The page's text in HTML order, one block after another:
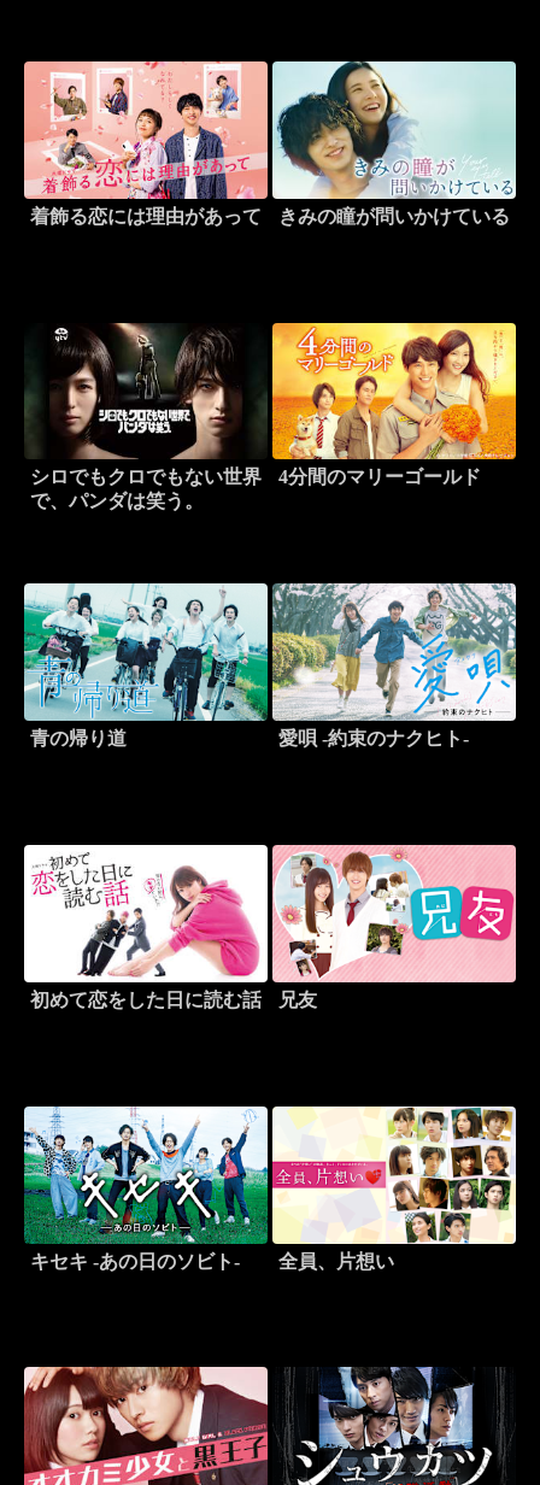
着飾る恋には理由があって きみの瞳が問いかけている
シロでもクロでもない世界
で、パンダは笑う。
4分間のマリーゴールド
青の帰り道 愛唄 -約束のナクヒト-
初めて恋をした日に読む話 兄友
キセキ -あの日のソビト- 全員、片想い